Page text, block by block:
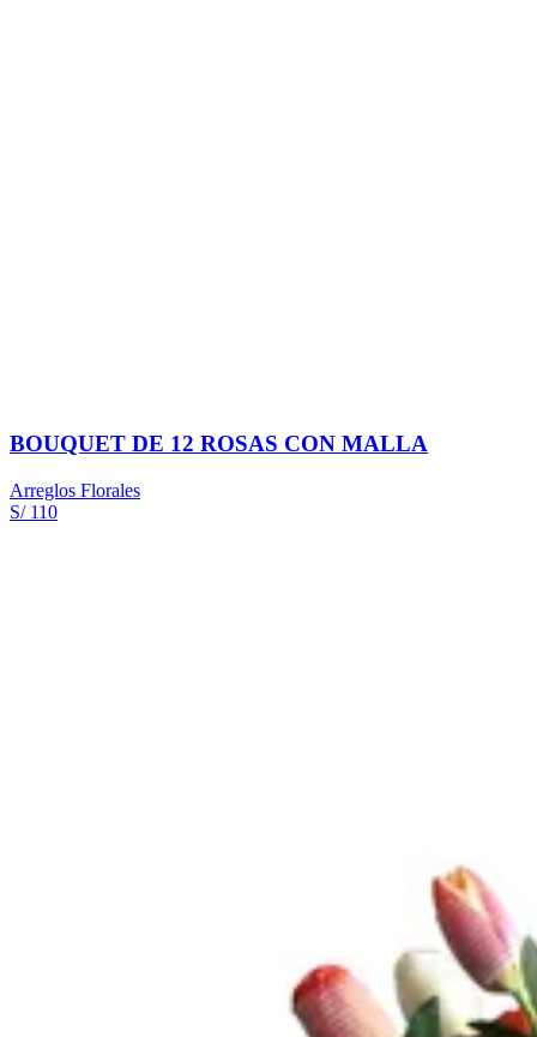
BOUQUET DE 12 ROSAS CON MALLA
Arreglos Florales
S/ 110